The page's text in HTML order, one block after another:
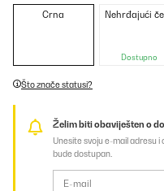
Crna Nehrđajući
Dostupno
Što znače statusi?
Želim biti obaviješten o
Unesite svoju e-mail adresu
bude dostupan.